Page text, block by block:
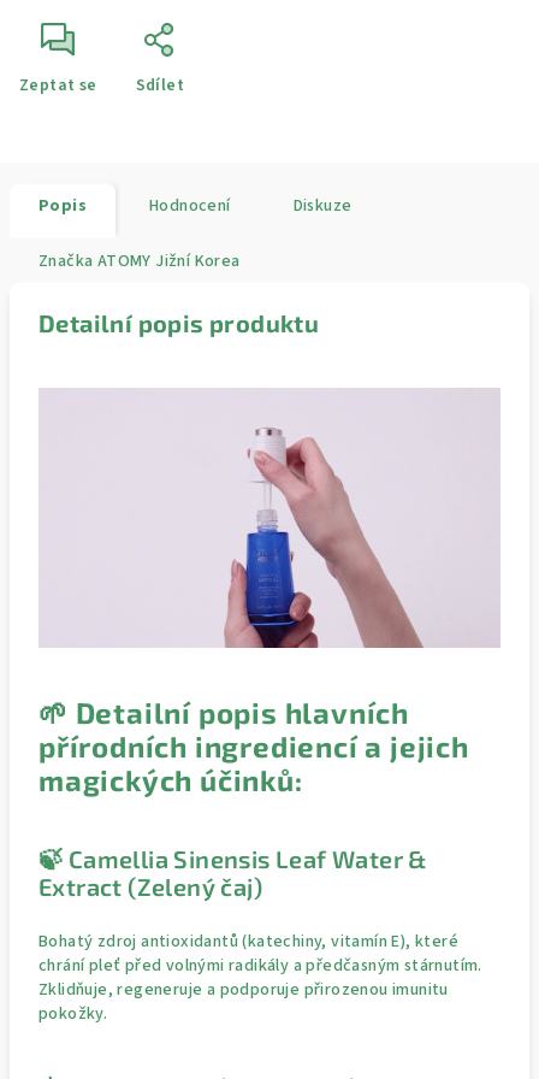
Zeptat se Sdílet
Popis Hodnocení Diskuze
Značka ATOMY Jižní Korea
Detailní popis produktu
🌱 Detailní popis hlavních
přírodních ingrediencí a jejich
magických účinků:
🍃 Camellia Sinensis Leaf Water &
Extract (Zelený čaj)
Bohatý zdroj antioxidantů (katechiny, vitamín E), které
chrání pleť před volnými radikály a předčasným stárnutím.
Zklidňuje, regeneruje a podporuje přirozenou imunitu
pokožky.